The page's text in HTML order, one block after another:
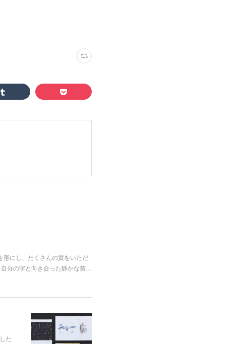
形にし、たくさんの賞をいただ
分の字と向き合った静かな努…
た